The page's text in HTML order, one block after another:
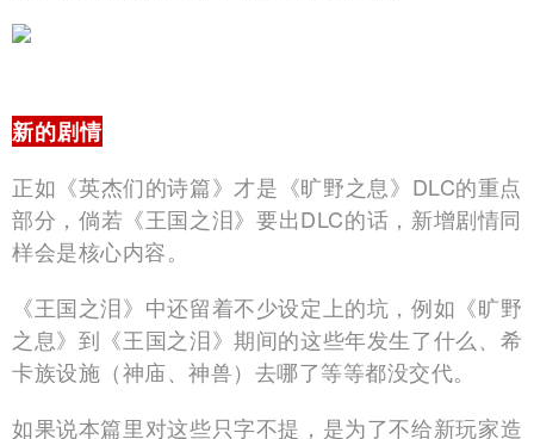
新的剧情
正如《英杰们的诗篇》才是《旷野之息》DLC的重点
部分，倘若《王国之泪》要出DLC的话，新增剧情同
样会是核心内容。
《王国之泪》中还留着不少设定上的坑，例如《旷野
之息》到《王国之泪》期间的这些年发生了什么、希
卡族设施（神庙、神兽）去哪了等等都没交代。
如果说本篇里对这些只字不提，是为了不给新玩家造